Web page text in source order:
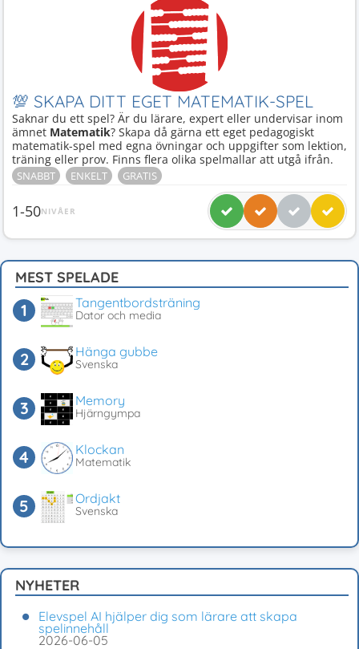
💯 SKAPA DITT EGET MATEMATIK-SPEL
Saknar du ett spel? Är du lärare, expert eller undervisar inom
ämnet Matematik? Skapa då gärna ett eget pedagogiskt
matematik-spel med egna övningar och uppgifter som lektion,
träning eller prov. Finns flera olika spelmallar att utgå ifrån.
SNABBT ENKELT GRATIS
1-50NIVÅER
MEST SPELADE
Tangentbordsträning
Dator och media
Hänga gubbe
Svenska
Memory
Hjärngympa
Klockan
Matematik
Ordjakt
Svenska
NYHETER
Elevspel AI hjälper dig som lärare att skapa
spelinnehåll
2026-06-05